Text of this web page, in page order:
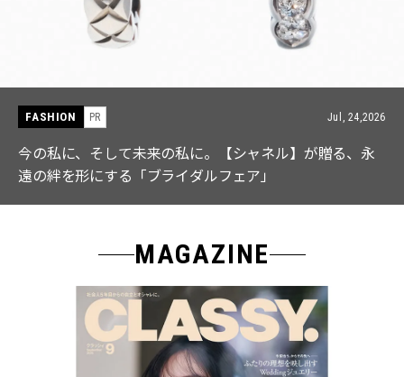
FASHION PR Jul, 15,2026
【ICB】人気インフルエンサーと共同制作! 週5で着たく
なる「名品ブラウス」２選
MAGAZINE